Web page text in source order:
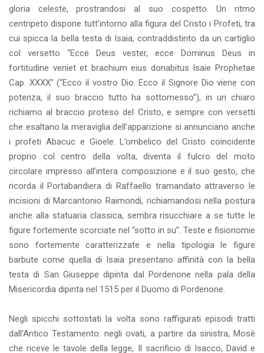
gloria celeste, prostrandosi al suo cospetto. Un ritmo
centripeto dispone tutt’intorno alla figura del Cristo i Profeti, tra
cui spicca la bella testa di Isaia, contraddistinto da un cartiglio
col versetto “Ecce Deus vester, ecce Dominus Deus in
fortitudine veniet et brachium eius donabitus Isaie Prophetae
Cap. XXXX” (“Ecco il vostro Dio. Ecco il Signore Dio viene con
potenza, il suo braccio tutto ha sottomesso”), in un chiaro
richiamo al braccio proteso del Cristo, e sempre con versetti
che esaltano la meraviglia dell’apparizione si annunciano anche
i profeti Abacuc e Gioele. L’ombelico del Cristo coincidente
proprio col centro della volta, diventa il fulcro del moto
circolare impresso all’intera composizione e il suo gesto, che
ricorda il Portabandiera di Raffaello tramandato attraverso le
incisioni di Marcantonio Raimondi, richiamandosi nella postura
anche alla statuaria classica, sembra risucchiare a se tutte le
figure fortemente scorciate nel “sotto in su”. Teste e fisionomie
sono fortemente caratterizzate e nella tipologia le figure
barbute come quella di Isaia presentano affinità con la bella
testa di San Giuseppe dipinta dal Pordenone nella pala della
Misericordia dipinta nel 1515 per il Duomo di Pordenone.
Negli spicchi sottostati la volta sono raffigurati episodi tratti
dall’Antico Testamento: negli ovati, a partire da sinistra, Mosè
che riceve le tavole della legge, Il sacrificio di Isacco, David e